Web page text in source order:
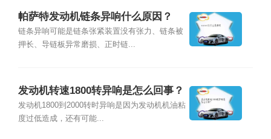
帕萨特发动机链条异响什么原因？
链条异响可能是链条张紧装置没有张力、链条被
押长、导链板异常磨损、正时链...
发动机转速1800转异响是怎么回事？
发动机1800到2000转时异响是因为发动机机油粘
度过低造成，还有可能...